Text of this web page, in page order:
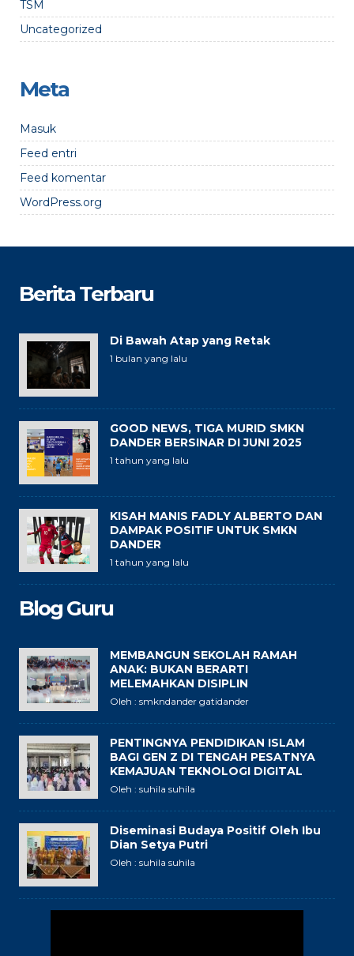
TSM
Uncategorized
Meta
Masuk
Feed entri
Feed komentar
WordPress.org
Berita Terbaru
Di Bawah Atap yang Retak
1 bulan yang lalu
GOOD NEWS, TIGA MURID SMKN
DANDER BERSINAR DI JUNI 2025
1 tahun yang lalu
KISAH MANIS FADLY ALBERTO DAN
DAMPAK POSITIF UNTUK SMKN
DANDER
1 tahun yang lalu
Blog Guru
MEMBANGUN SEKOLAH RAMAH
ANAK: BUKAN BERARTI
MELEMAHKAN DISIPLIN
Oleh : smkndander gatidander
PENTINGNYA PENDIDIKAN ISLAM
BAGI GEN Z DI TENGAH PESATNYA
KEMAJUAN TEKNOLOGI DIGITAL
Oleh : suhila suhila
Diseminasi Budaya Positif Oleh Ibu
Dian Setya Putri
Oleh : suhila suhila